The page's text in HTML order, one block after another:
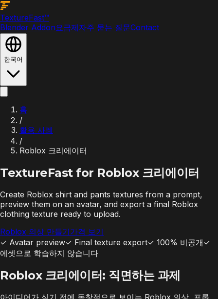
TextureFast™
Blender Addon요금제자주 묻는 질문Contact
한국어
홈
/
활용 사례
/
Roblox 크리에이터
TextureFast for Roblox 크리에이터
Create Roblox shirt and pants textures from a prompt,
preview them on an avatar, and export a final Roblox
clothing texture ready to upload.
Roblox 의상 만들기가격 보기
✓ Avatar preview✓ Final texture export✓ 100% 비공개 ✓
에셋으로 학습하지 않습니다
Roblox 크리에이터: 직면하는 과제
아이디어가 식기 전에 독창적으로 보이는 Roblox 의상, 프롭,